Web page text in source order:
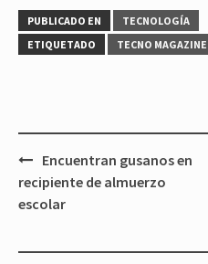
PUBLICADO EN
TECNOLOGÍA
ETIQUETADO
TECNO MAGAZINE
Navegación
de
entradas
Encuentran gusanos en
recipiente de almuerzo
escolar